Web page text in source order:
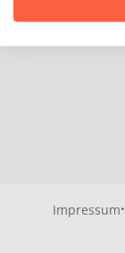
Impressum·